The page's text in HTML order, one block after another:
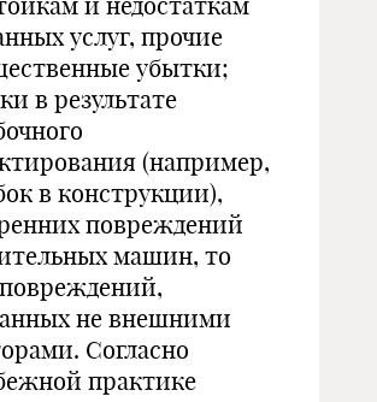
услуг, прочие
убытки;
в результате
(например,
в конструкции),
повреждений
машин, то
не внешними
Согласно
практике